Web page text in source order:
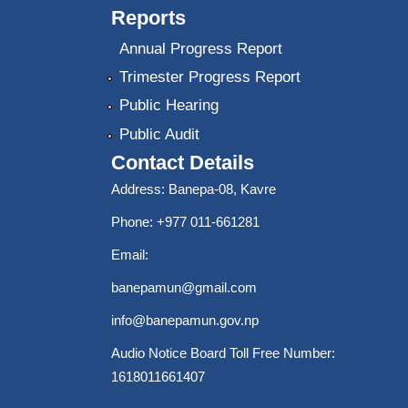
Reports
Annual Progress Report
Trimester Progress Report
Public Hearing
Public Audit
Contact Details
Address: Banepa-08, Kavre
Phone: +977 011-661281
Email:
banepamun@gmail.com
info@banepamun.gov.np
Audio Notice Board Toll Free Number:
1618011661407